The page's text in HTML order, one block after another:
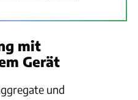
mit
Gerät
und